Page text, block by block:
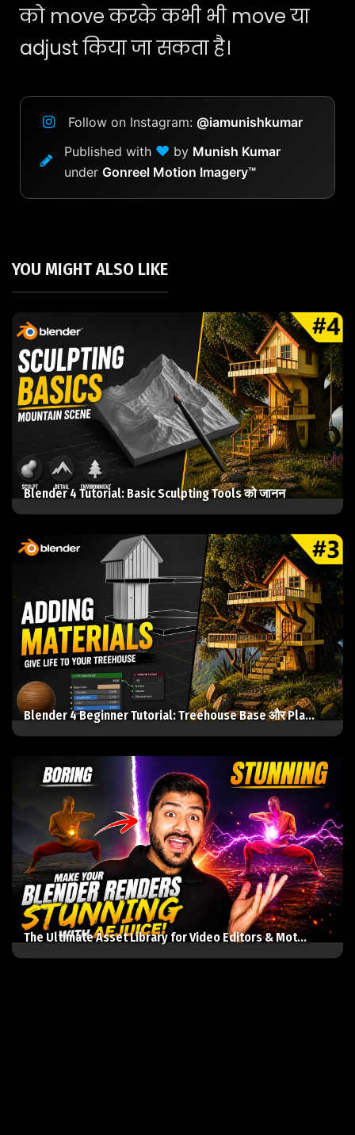
को move करके कभी भी move या
adjust किया जा सकता है।
Follow on Instagram: @iamunishkumar
Published with ❤ by Munish Kumar
under Gonreel Motion Imagery™
YOU MIGHT ALSO LIKE
Blender 4 Tutorial: Basic Sculpting Tools को जानन
Blender 4 Beginner Tutorial: Treehouse Base और Pla...
The Ultimate Asset Library for Video Editors & Mot...